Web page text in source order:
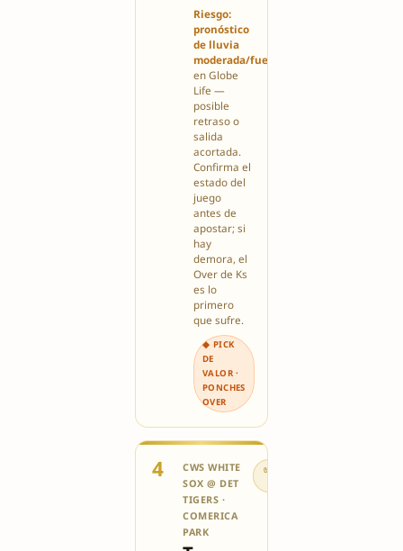
Riesgo:
pronóstico
de lluvia
moderada/fuerte
en Globe
Life —
posible
retraso o
salida
acortada.
Confirma el
estado del
juego
antes de
apostar; si
hay
demora, el
Over de Ks
es lo
primero
que sufre.
◆ PICK
DE
VALOR ·
PONCHES
OVER
4
CWS WHITE
SOX @ DET
TIGERS ·
COMERICA
PARK
✅ VALOR